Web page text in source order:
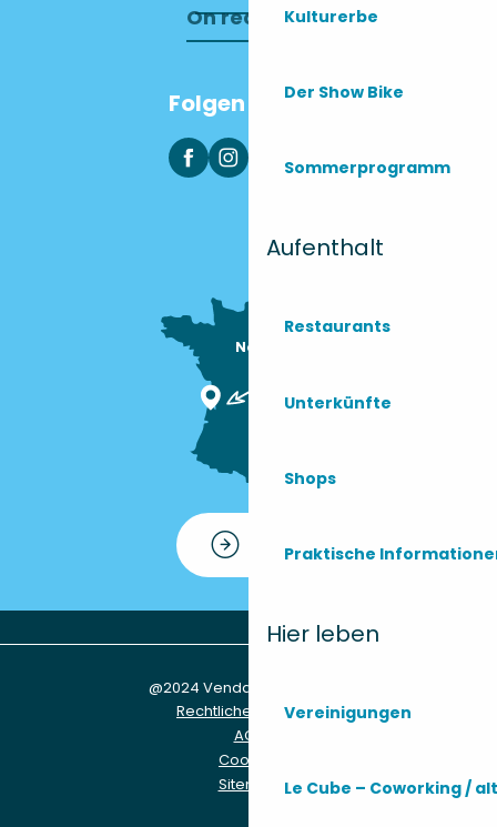
Kulturerbe
Der Show Bike
Sommerprogramm
Aufenthalt
Restaurants
Unterkünfte
Shops
Praktische
Hier leben
Vereinigungen
Le Cube – Coworking /
On recrute !
Folgen Sie uns
Nous sommes
Kontakt
@2024 Vendays-Montalivet
Rechtliche Hinweise
AGB
Cookies
Sitemap